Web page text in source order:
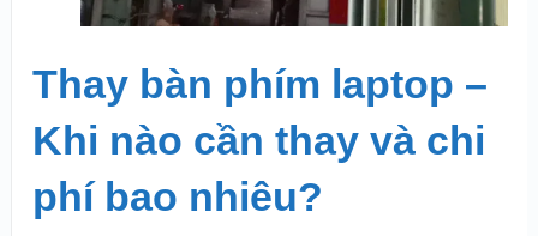
Thay bàn phím laptop –
Khi nào cần thay và chi
phí bao nhiêu?